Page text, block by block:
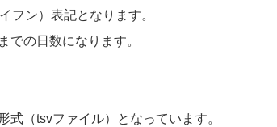
フン）表記となります。
での日数になります。
（tsvファイル）となっています。